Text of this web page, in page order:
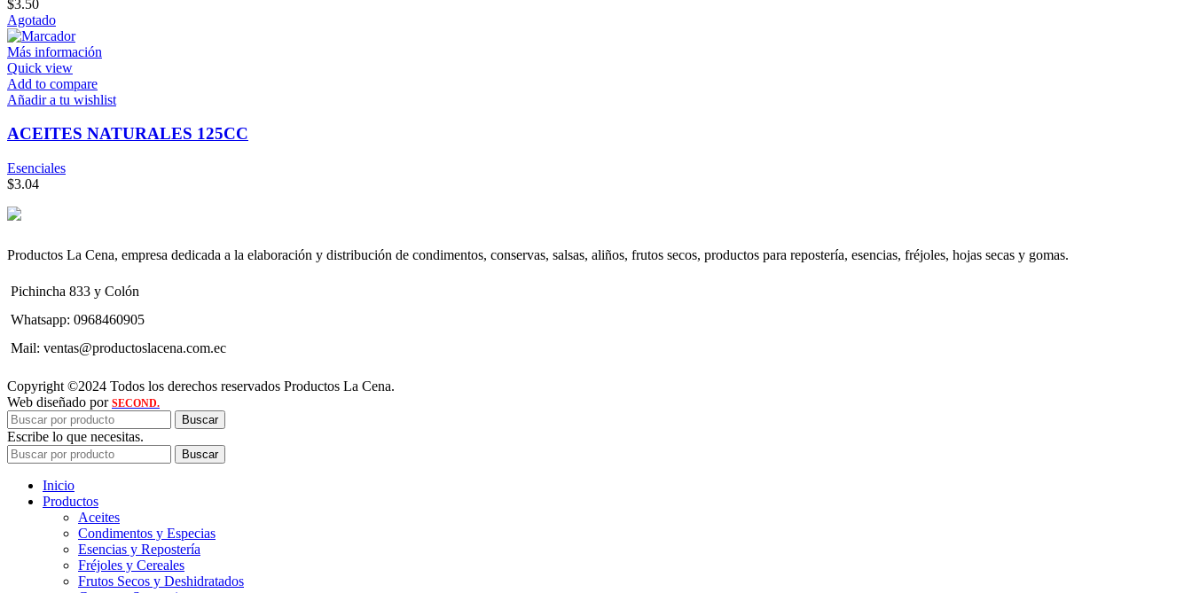
$3.50
Agotado
Más información
Quick view
Add to compare
Añadir a tu wishlist
ACEITES NATURALES 125CC
Esenciales
$3.04
Productos La Cena, empresa dedicada a la elaboración y distribución de condimentos, conservas, salsas, aliños, frutos secos, productos para repostería, esencias, fréjoles, hojas secas y gomas.
Pichincha 833 y Colón
Whatsapp: 0968460905
Mail: ventas@productoslacena.com.ec
Copyright ©2024 Todos los derechos reservados Productos La Cena.
Web diseñado por SECOND.
Buscar
Escribe lo que necesitas.
Buscar
Inicio
Productos
Aceites
Condimentos y Especias
Esencias y Repostería
Fréjoles y Cereales
Frutos Secos y Deshidratados